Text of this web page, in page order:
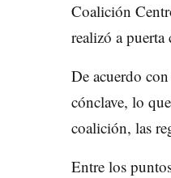
Coalición
realizó a
De acuerdo
cónclave, lo
coalición, las
Entre los